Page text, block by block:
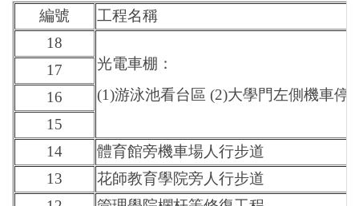
編號
工程名稱
18
光電車棚：
(1)游泳池看台區 (2)大學門左側機車停
17
16
15
14
體育館旁機車場人行步道
13
花師教育學院旁人行步道